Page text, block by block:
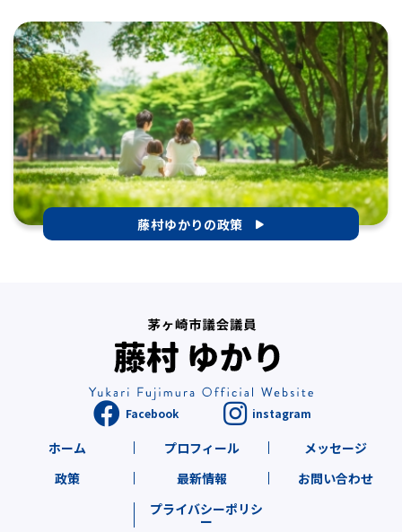
藤村ゆかりの政策
ホーム プロフィール
メッセージ
政策
最新情報
お問い合わせ
プライバシーポリシ
ー